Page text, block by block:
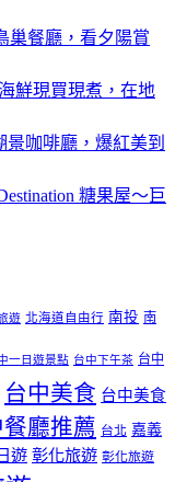
巢餐廳，看夕陽賞
鮮現買現煮，在地
景咖啡廳，爆紅美到
糖果屋～巨
遊 北海道自由行 南投 南
一日遊景點 台中下午茶 台中
台中美食 台中美食
餐廳推薦 台北 嘉義
遊 彰化旅遊 彰化旅遊